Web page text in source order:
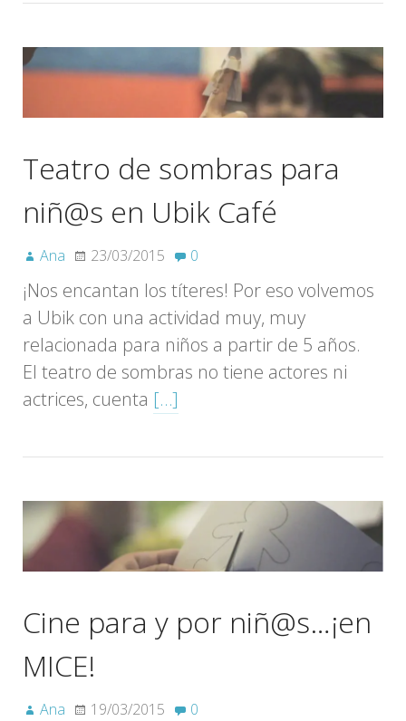
Teatro de sombras para
niñ@s en Ubik Café
Ana 23/03/2015 0
¡Nos encantan los títeres! Por eso volvemos
a Ubik con una actividad muy, muy
relacionada para niños a partir de 5 años.
El teatro de sombras no tiene actores ni
actrices, cuenta […]
Cine para y por niñ@s…¡en
MICE!
Ana 19/03/2015 0